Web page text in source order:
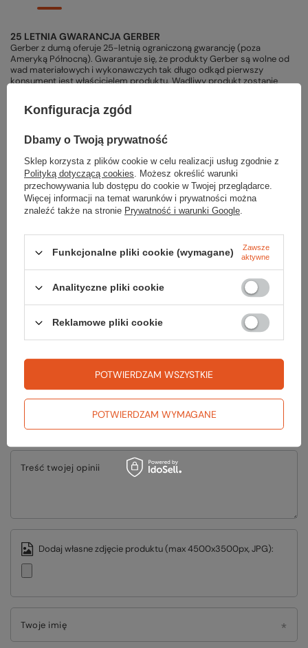
25 LETNIA GWARANCJA GERBER
Gerber z dumą oferuje 25-letnią ograniczoną gwarancję (poza
Ameryką Północną). Gwarantuje się, że produkty Gerber są wolne od
wad materiałowych i wykonawczych tak długo odkąd pierwszy
konsument jest właścicielem produktu. Wadliwy produkt zostanie
wartości. Niniejsza gwarancja nie obejmuje produktu uszkodzonego w
wyniku niewłaściwego użytkowania lub nadużycia, ostrzenia,
przemysłowego/komercyjnego.
PODMIOT ODPOWIEDZIALNY ZA TEN PRODUKT NA TERENIE UE
Fiskars Polska Sp. z o.o. Więcej
Potrzebujesz pomocy? Masz pytania?
Zadaj pytanie a my odpowiemy niezwłocznie, najciekawsze pytania i
ZADAJ PYTANIE
Napisz swoją opinię
Twoja ocena:
5/5
Treść twojej opinii
Dodaj własne zdjęcie produktu (max 4500x3500px, JPG):
Twoje imię
Konfiguracja zgód
Dbamy o Twoją prywatność
Sklep korzysta z plików cookie w celu realizacji usług zgodnie z
Polityką dotyczącą cookies. Możesz określić warunki
przechowywania lub dostępu do cookie w Twojej przeglądarce.
Więcej informacji na temat warunków i prywatności można
znaleźć także na stronie Prywatność i warunki Google.
Funkcjonalne pliki cookie (wymagane)
Zawsze
aktywne
Analityczne pliki cookie
Reklamowe pliki cookie
POTWIERDZAM WYMAGANE
POTWIERDZAM WSZYSTKIE